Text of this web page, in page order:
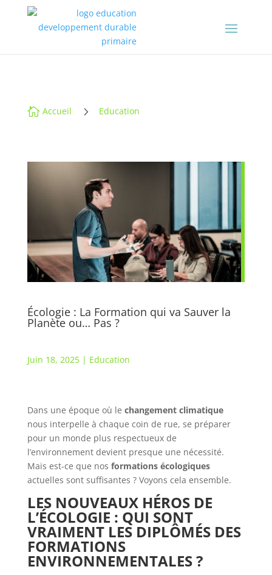
 Accueil 5 Education
Écologie : La Formation qui va Sauver la
Planète ou… Pas ?
Juin 18, 2025| Education
Dans une époque où le changement climatique
nous interpelle à chaque coin de rue, se préparer
pour un monde plus respectueux de
l’environnement devient presque une nécessité.
Mais est-ce que nos formations écologiques
actuelles sont suffisantes ? Voyons cela ensemble.
LES NOUVEAUX HÉROS DE
L’ÉCOLOGIE : QUI SONT
VRAIMENT LES DIPLÔMÉS DES
FORMATIONS
ENVIRONNEMENTALES ?